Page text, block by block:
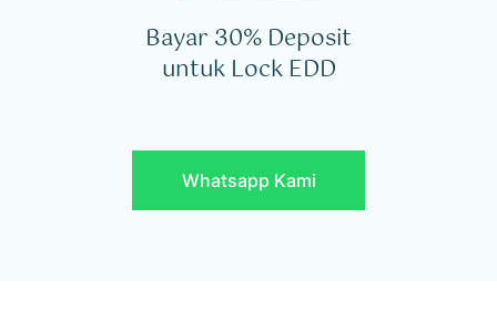
Bayar 30% Deposit
untuk Lock EDD
Whatsapp Kami